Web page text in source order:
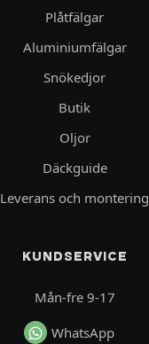
Plåtfälgar
Aluminiumfälgar
Snökedjor
Butik
Oljor
Däckguide
Leverans och montering
KUNDSERVICE
Mån-fre 9-17
WhatsApp